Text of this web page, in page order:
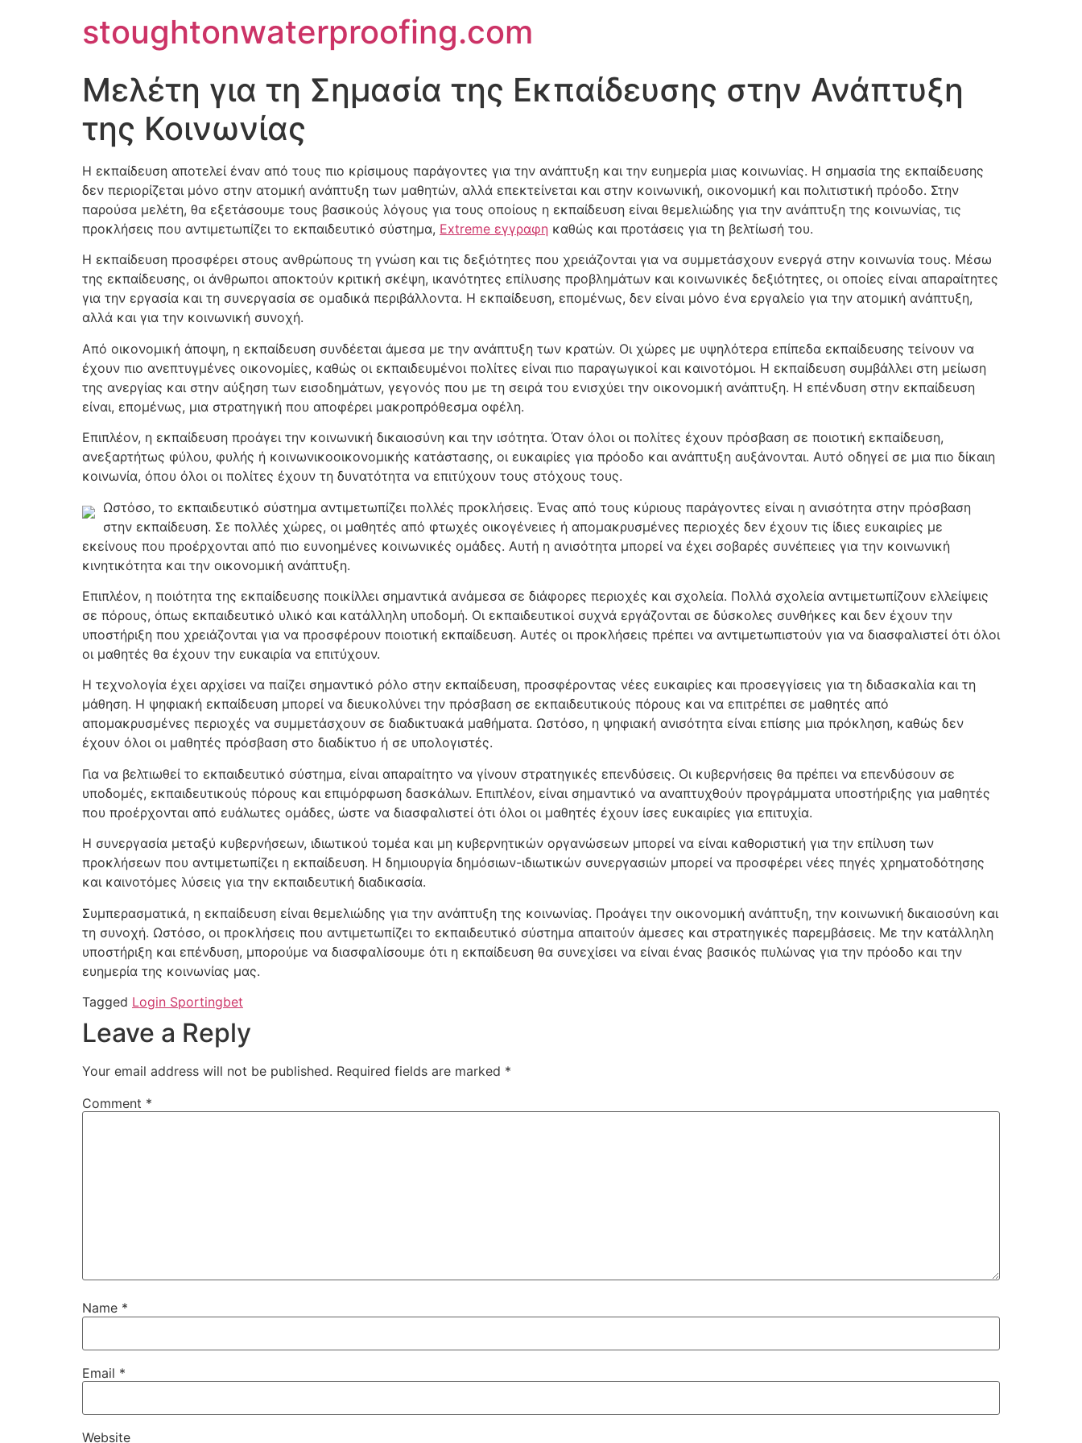
stoughtonwaterproofing.com
Μελέτη για τη Σημασία της Εκπαίδευσης στην Ανάπτυξη
της Κοινωνίας
Η εκπαίδευση αποτελεί έναν από τους πιο κρίσιμους παράγοντες για την ανάπτυξη και την ευημερία μιας κοινωνίας. Η σημασία της εκπαίδευσης
δεν περιορίζεται μόνο στην ατομική ανάπτυξη των μαθητών, αλλά επεκτείνεται και στην κοινωνική, οικονομική και πολιτιστική πρόοδο. Στην
παρούσα μελέτη, θα εξετάσουμε τους βασικούς λόγους για τους οποίους η εκπαίδευση είναι θεμελιώδης για την ανάπτυξη της κοινωνίας, τις
προκλήσεις που αντιμετωπίζει το εκπαιδευτικό σύστημα, Extreme εγγραφη καθώς και προτάσεις για τη βελτίωσή του.
Η εκπαίδευση προσφέρει στους ανθρώπους τη γνώση και τις δεξιότητες που χρειάζονται για να συμμετάσχουν ενεργά στην κοινωνία τους. Μέσω
της εκπαίδευσης, οι άνθρωποι αποκτούν κριτική σκέψη, ικανότητες επίλυσης προβλημάτων και κοινωνικές δεξιότητες, οι οποίες είναι απαραίτητες
για την εργασία και τη συνεργασία σε ομαδικά περιβάλλοντα. Η εκπαίδευση, επομένως, δεν είναι μόνο ένα εργαλείο για την ατομική ανάπτυξη,
αλλά και για την κοινωνική συνοχή.
Από οικονομική άποψη, η εκπαίδευση συνδέεται άμεσα με την ανάπτυξη των κρατών. Οι χώρες με υψηλότερα επίπεδα εκπαίδευσης τείνουν να
έχουν πιο ανεπτυγμένες οικονομίες, καθώς οι εκπαιδευμένοι πολίτες είναι πιο παραγωγικοί και καινοτόμοι. Η εκπαίδευση συμβάλλει στη μείωση
της ανεργίας και στην αύξηση των εισοδημάτων, γεγονός που με τη σειρά του ενισχύει την οικονομική ανάπτυξη. Η επένδυση στην εκπαίδευση
είναι, επομένως, μια στρατηγική που αποφέρει μακροπρόθεσμα οφέλη.
Επιπλέον, η εκπαίδευση προάγει την κοινωνική δικαιοσύνη και την ισότητα. Όταν όλοι οι πολίτες έχουν πρόσβαση σε ποιοτική εκπαίδευση,
ανεξαρτήτως φύλου, φυλής ή κοινωνικοοικονομικής κατάστασης, οι ευκαιρίες για πρόοδο και ανάπτυξη αυξάνονται. Αυτό οδηγεί σε μια πιο δίκαιη
κοινωνία, όπου όλοι οι πολίτες έχουν τη δυνατότητα να επιτύχουν τους στόχους τους.
Ωστόσο, το εκπαιδευτικό σύστημα αντιμετωπίζει πολλές προκλήσεις. Ένας από τους κύριους παράγοντες είναι η ανισότητα στην πρόσβαση
στην εκπαίδευση. Σε πολλές χώρες, οι μαθητές από φτωχές οικογένειες ή απομακρυσμένες περιοχές δεν έχουν τις ίδιες ευκαιρίες με
εκείνους που προέρχονται από πιο ευνοημένες κοινωνικές ομάδες. Αυτή η ανισότητα μπορεί να έχει σοβαρές συνέπειες για την κοινωνική
κινητικότητα και την οικονομική ανάπτυξη.
Επιπλέον, η ποιότητα της εκπαίδευσης ποικίλλει σημαντικά ανάμεσα σε διάφορες περιοχές και σχολεία. Πολλά σχολεία αντιμετωπίζουν ελλείψεις
σε πόρους, όπως εκπαιδευτικό υλικό και κατάλληλη υποδομή. Οι εκπαιδευτικοί συχνά εργάζονται σε δύσκολες συνθήκες και δεν έχουν την
υποστήριξη που χρειάζονται για να προσφέρουν ποιοτική εκπαίδευση. Αυτές οι προκλήσεις πρέπει να αντιμετωπιστούν για να διασφαλιστεί ότι όλοι
οι μαθητές θα έχουν την ευκαιρία να επιτύχουν.
Η τεχνολογία έχει αρχίσει να παίζει σημαντικό ρόλο στην εκπαίδευση, προσφέροντας νέες ευκαιρίες και προσεγγίσεις για τη διδασκαλία και τη
μάθηση. Η ψηφιακή εκπαίδευση μπορεί να διευκολύνει την πρόσβαση σε εκπαιδευτικούς πόρους και να επιτρέπει σε μαθητές από
απομακρυσμένες περιοχές να συμμετάσχουν σε διαδικτυακά μαθήματα. Ωστόσο, η ψηφιακή ανισότητα είναι επίσης μια πρόκληση, καθώς δεν
έχουν όλοι οι μαθητές πρόσβαση στο διαδίκτυο ή σε υπολογιστές.
Για να βελτιωθεί το εκπαιδευτικό σύστημα, είναι απαραίτητο να γίνουν στρατηγικές επενδύσεις. Οι κυβερνήσεις θα πρέπει να επενδύσουν σε
υποδομές, εκπαιδευτικούς πόρους και επιμόρφωση δασκάλων. Επιπλέον, είναι σημαντικό να αναπτυχθούν προγράμματα υποστήριξης για μαθητές
που προέρχονται από ευάλωτες ομάδες, ώστε να διασφαλιστεί ότι όλοι οι μαθητές έχουν ίσες ευκαιρίες για επιτυχία.
Η συνεργασία μεταξύ κυβερνήσεων, ιδιωτικού τομέα και μη κυβερνητικών οργανώσεων μπορεί να είναι καθοριστική για την επίλυση των
προκλήσεων που αντιμετωπίζει η εκπαίδευση. Η δημιουργία δημόσιων-ιδιωτικών συνεργασιών μπορεί να προσφέρει νέες πηγές χρηματοδότησης
και καινοτόμες λύσεις για την εκπαιδευτική διαδικασία.
Συμπερασματικά, η εκπαίδευση είναι θεμελιώδης για την ανάπτυξη της κοινωνίας. Προάγει την οικονομική ανάπτυξη, την κοινωνική δικαιοσύνη και
τη συνοχή. Ωστόσο, οι προκλήσεις που αντιμετωπίζει το εκπαιδευτικό σύστημα απαιτούν άμεσες και στρατηγικές παρεμβάσεις. Με την κατάλληλη
υποστήριξη και επένδυση, μπορούμε να διασφαλίσουμε ότι η εκπαίδευση θα συνεχίσει να είναι ένας βασικός πυλώνας για την πρόοδο και την
ευημερία της κοινωνίας μας.
Tagged Login Sportingbet
Leave a Reply
Your email address will not be published. Required fields are marked *
Comment *
Name *
Email *
Website